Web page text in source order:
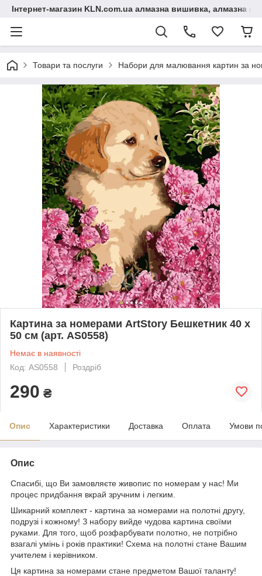
Інтернет-магазин KLN.com.ua алмазна вишивка, алмазна
Товари та послуги Набори для малювання картин за
Картина за номерами ArtStory Бешкетник 40 х
50 см (арт. AS0558)
Немає в наявності
Код: AS0558
Роздріб
290 ₴
Опис Характеристики Доставка Оплата Умови
Опис
Спасибі, що Ви замовляєте живопис по номерам у нас! Ми
процес придбання вкрай зручним і легким.
Шикарний комплект - картина за номерами на полотні другу,
подрузі і кожному! З набору вийде чудова картина своїми
руками. Для того, щоб розфарбувати полотно, не потрібно
взагалі умінь і років практики! Схема на полотні стане Вашим
учителем і керівником.
Ця картина за номерами стане предметом Вашої таланту!